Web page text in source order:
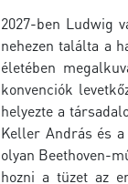
2027-ben Ludwig
nehezen találta a
életében
konvenciók
helyezte a
Keller András és
olyan Beethoven-
hozni a tüzet az